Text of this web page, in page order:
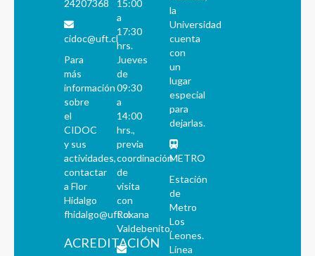
24207368
cidoc@uft.cl
Para
más
información
sobre
el
CIDOC
y sus
actividades,
contactar
a Flor
Hidalgo
fhidalgo@uft.cl
ACREDITACIÓN
15:00
a
17:30
hrs.
Jueves
de
09:30
a
14:00
hrs.,
previa
coordinación
de
visita
con
Roxana
Valdebenito.
la
Universidad
cuenta
con
un
lugar
especial
para
dejarlas.
METRO
Estación
de
Metro
Los
Leones.
Línea